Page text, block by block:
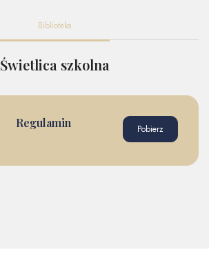
Biblioteka
Świetlica szkolna
Regulamin Pobierz